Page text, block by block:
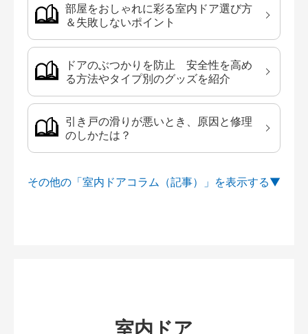
部屋をおしゃれに彩る室内ドア選び方
＆失敗しないポイント
ドアのぶつかりを防止 安全性を高め
る方法やタイプ別のグッズを紹介
引き戸の滑りが悪いとき、原因と修理
のしかたは？
その他の「室内ドアコラム（記事）」を
室内ドア